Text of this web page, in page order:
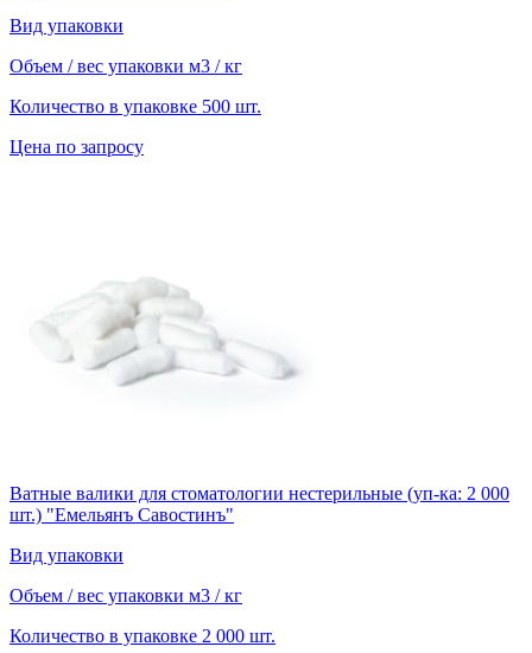
Вид упаковки
Объем / вес упаковки м3 / кг
Количество в упаковке 500 шт.
Цена по запросу
Ватные валики для стоматологии нестерильные (уп-ка: 2 000
шт.) "Емельянъ Савостинъ"
Вид упаковки
Объем / вес упаковки м3 / кг
Количество в упаковке 2 000 шт.